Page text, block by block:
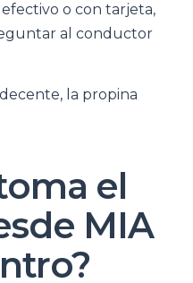
o con tarjeta,
al conductor
la propina
el
MIA